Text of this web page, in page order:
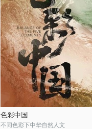
色彩中国
不同色彩下中华自然人文